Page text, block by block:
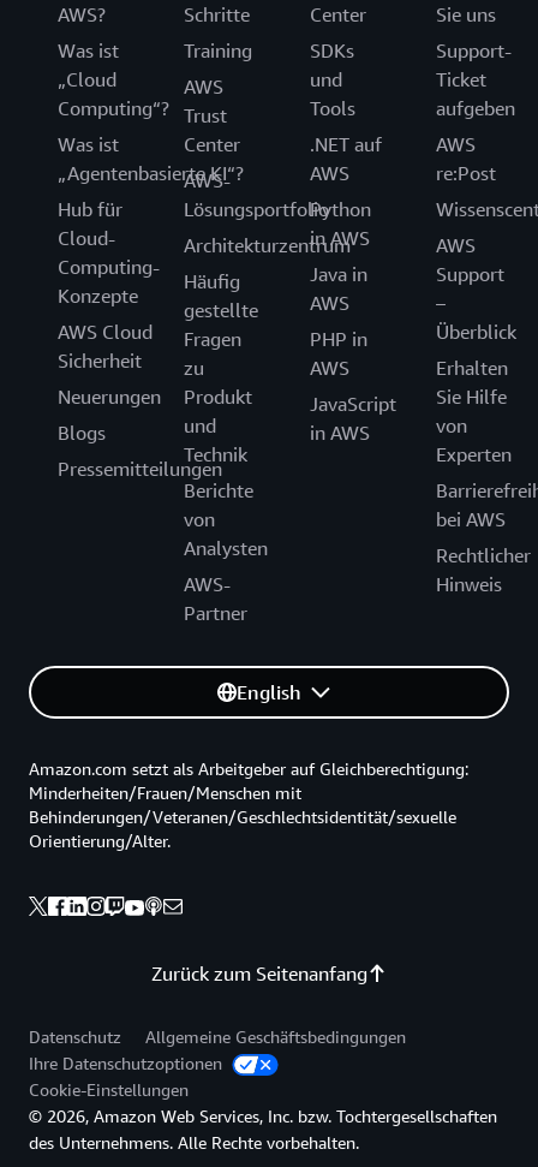
AWS?
Was ist
„Cloud
Computing“?
Was ist
„Agentenbasierte KI“?
Hub für
Cloud-
Computing-
Konzepte
AWS Cloud
Sicherheit
Neuerungen
Blogs
Pressemitteilungen
Schritte
Training
AWS
Trust
Center
AWS-
Lösungsportfolio
Architekturzentrum
Häufig
gestellte
Fragen
zu
Produkt
und
Technik
Berichte
von
Analysten
AWS-
Partner
Center
SDKs
und
Tools
.NET auf
AWS
Python
in AWS
Java in
AWS
PHP in
AWS
JavaScript
in AWS
Sie uns
Support-
Ticket
aufgeben
AWS
re:Post
AWS
Support
–
Überblick
Erhalten
Sie Hilfe
von
Experten
bei AWS
Rechtlicher
Hinweis
English
Zurück zum Seitenanfang
Amazon.com setzt als Arbeitgeber auf Gleichberechtigung:
Minderheiten/Frauen/Menschen mit
Behinderungen/Veteranen/Geschlechtsidentität/sexuelle
Orientierung/Alter.
Datenschutz
Allgemeine Geschäftsbedingungen
Ihre Datenschutzoptionen
Cookie-Einstellungen
© 2026, Amazon Web Services, Inc. bzw. Tochtergesellschaften
des Unternehmens. Alle Rechte vorbehalten.